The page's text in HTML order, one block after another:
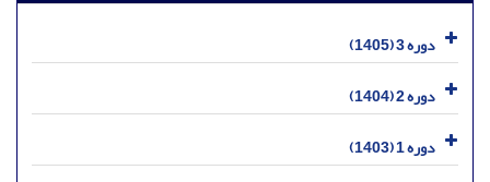
دوره 3 (1405)
دوره 2 (1404)
دوره 1 (1403)